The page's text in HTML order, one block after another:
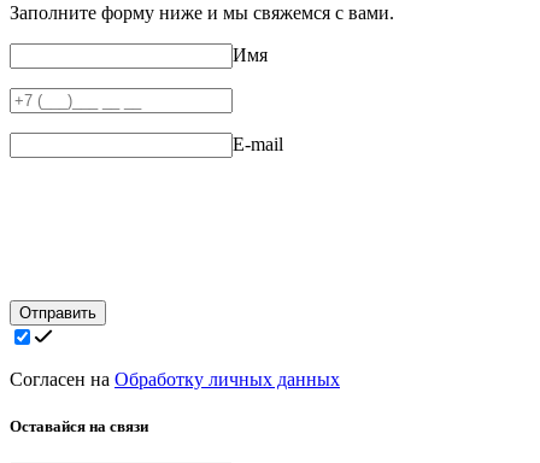
Заполните форму ниже и мы свяжемся с вами.
Имя
E-mail
Отправить
Согласен на Обработку личных данных
Оставайся на связи